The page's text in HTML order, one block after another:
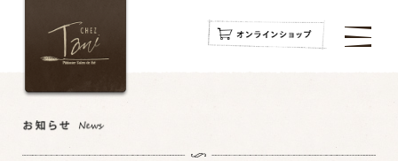
navigation
navigation
navigation